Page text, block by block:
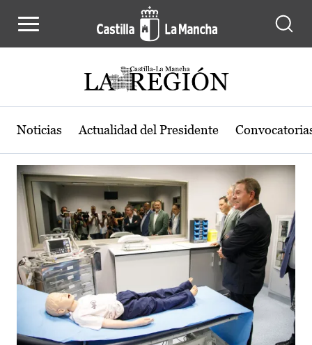
Actualidad de la región de Castilla-
Noticias Actualidad del Presidente